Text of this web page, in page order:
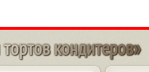
тортовкондитеров»